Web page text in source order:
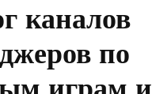
каналов
по